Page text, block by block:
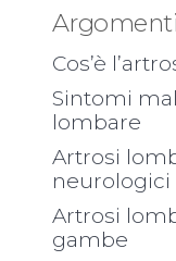
Cos’è
Sintomi
lombare
Artrosi
neurologici
Artrosi
gambe